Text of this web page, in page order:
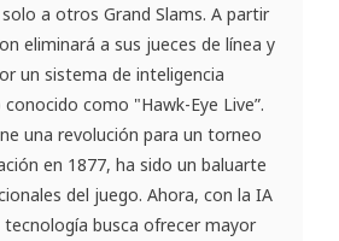
a otros Grand Slams. A partir
eliminará a sus jueces de línea y
un sistema de inteligencia
como "Hawk-Eye Live”.
una revolución para un torneo
en 1877, ha sido un baluarte
del juego. Ahora, con la IA
tecnología busca ofrecer mayor